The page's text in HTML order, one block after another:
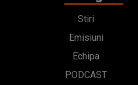
Stiri
Emisiuni
Echipa
PODCAST